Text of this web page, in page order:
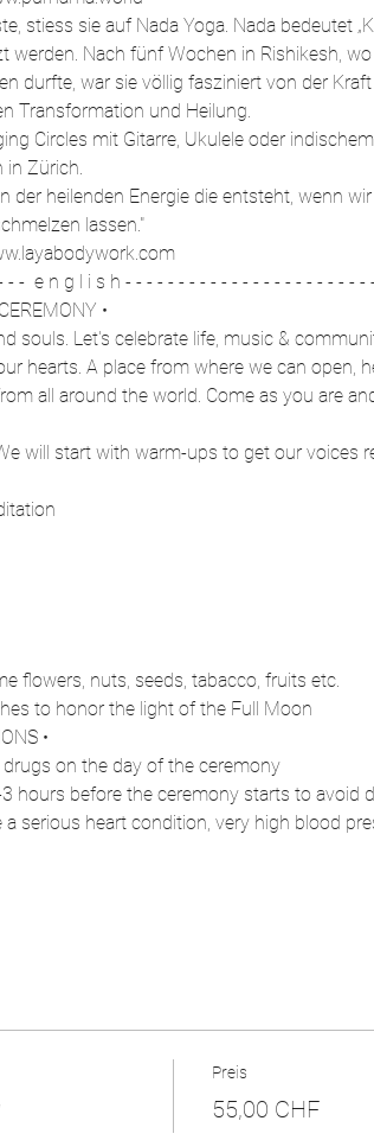
stiess sie auf Nada Yoga. Nada bedeutet
werden. Nach fünf Wochen in Rishikesh,
durfte, war sie völlig fasziniert von der
Transformation und Heilung.
Circles mit Gitarre, Ukulele oder
Zürich.
der heilenden Energie die entsteht, wenn
lassen."
-  e n g l i s h - - - - - - - - - - - - - - - - - - - - - - -
•
souls. Let's celebrate life, music &
hearts. A place from where we can open,
all around the world. Come as you are
will start with warm-ups to get our voices
flowers, nuts, seeds, tabacco, fruits etc.
to honor the light of the Full Moon
•
on the day of the ceremony
hours before the ceremony starts to avoid
serious heart condition, very high blood
Preis
55,00 CHF